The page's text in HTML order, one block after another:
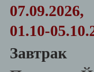
01.10-
Завтрак